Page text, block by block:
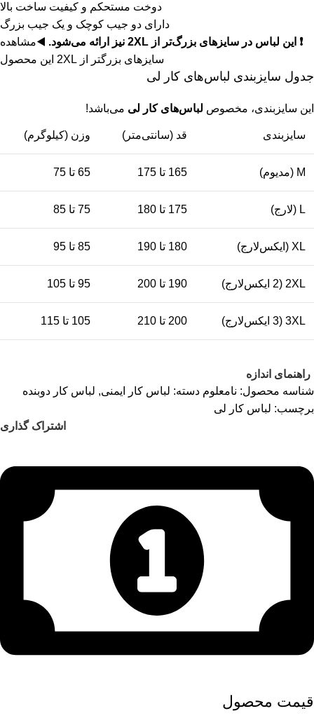
دوخت مستحکم و کیفیت ساخت بالا
دارای دو جیب کوچک و یک جیب بزرگ
❗ این لباس در سایزهای بزرگ‌تر از 2XL نیز ارائه می‌شود.
◀️مشاهده
سایزهای بزرگتر از 2XL این محصول
جدول سایزبندی لباس‌های کار لی
این سایزبندی، مخصوص لباس‌های کار لی می‌باشد!
سایزبندی قد (سانتی‌متر) وزن (کیلوگرم)
M (مدیوم) 165 تا 175 65 تا 75
L (لارج) 175 تا 180 75 تا 85
XL (ایکس‌لارج) 180 تا 190 85 تا 95
2XL (2 ایکس‌لارج) 190 تا 200 95 تا 105
3XL (3 ایکس‌لارج) 200 تا 210 105 تا 115
راهنمای اندازه
شناسه محصول: نامعلوم دسته: لباس کار ایمنی, لباس کار دوبنده
برچسب: لباس کار لی
اشتراک گذاری
قیمت محصول